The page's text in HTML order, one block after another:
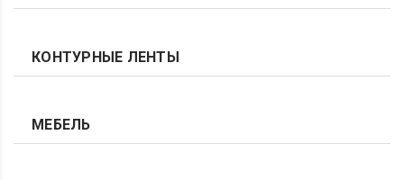
КОНТУРНЫЕ ЛЕНТЫ
МЕБЕЛЬ